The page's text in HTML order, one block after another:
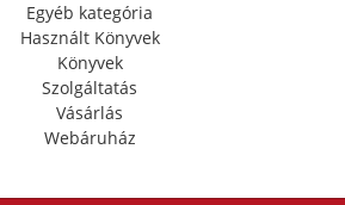
Egyéb kategória
Használt Könyvek
Könyvek
Szolgáltatás
Vásárlás
Webáruház